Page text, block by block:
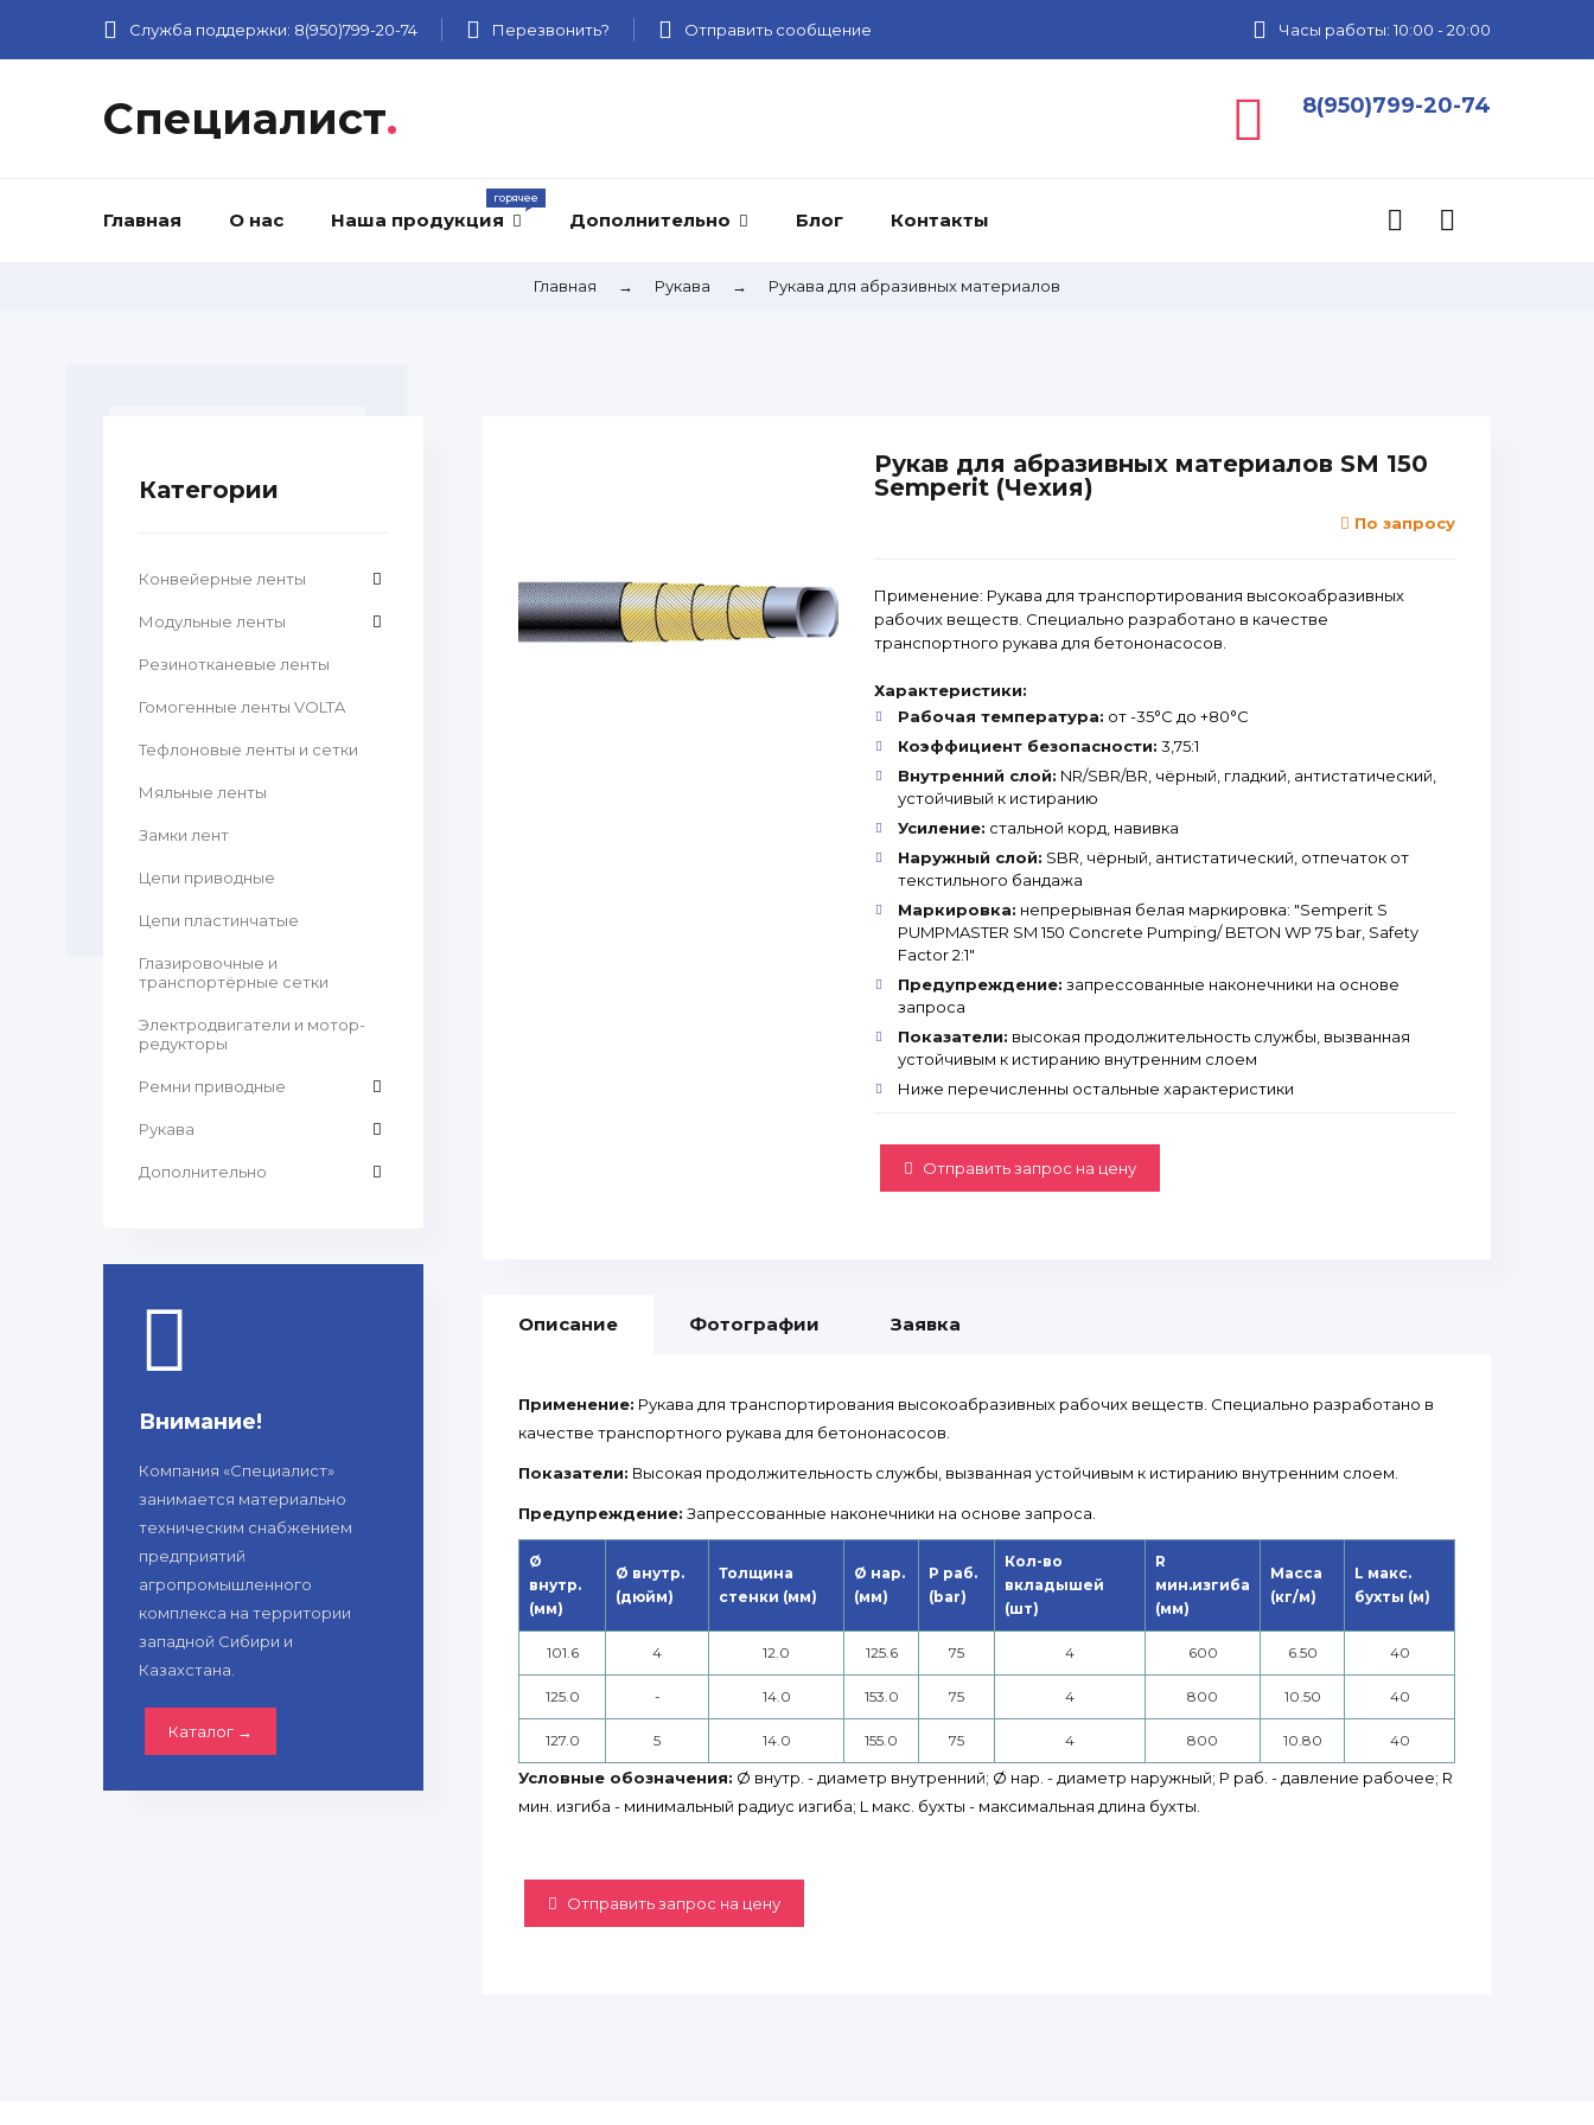
Служба поддержки: 8(950)799-20-74 Перезвонить? Отправить сообщение Часы работы: 10:00 - 20:00
Специалист. 8(950)799-20-74
Главная О нас Наша продукция Дополнительно Блог Контакты
Главная → Рукава → Рукава для абразивных материалов
Рукав для абразивных материалов SM 150
Semperit (Чехия)
По запросу
Применение: Рукава для транспортирования высокоабразивных
рабочих веществ. Cпециально разработано в качестве
транспортного рукава для бетононасосов.
Характеристики:
Рабочая температура: от -35°С до +80°С
Коэффициент безопасности: 3,75:1
Внутренний слой: NR/SBR/BR, чёрный, гладкий, антистатический,
устойчивый к истиранию
Усиление: стальной корд, навивка
Наружный слой: SBR, чёрный, антистатический, отпечаток от
текстильного бандажа
Маркировка: непрерывная белая маркировка: "Semperit S
PUMPMASTER SM 150 Concrete Pumping/ BETON WP 75 bar, Safety
Factor 2:1"
Предупреждение: запрессованные наконечники на основе
запроса
Показатели: высокая продолжительность службы, вызванная
устойчивым к истиранию внутренним слоем
Ниже перечисленны остальные характеристики
Отправить запрос на цену
Описание Фотографии Заявка
Применение: Рукава для транспортирования высокоабразивных рабочих веществ. Cпециально разработано в
качестве транспортного рукава для бетононасосов.
Показатели: Высокая продолжительность службы, вызванная устойчивым к истиранию внутренним слоем.
Предупреждение: Запрессованные наконечники на основе запроса.
Ø
внутр.
(мм)
Ø внутр.
(дюйм)
Толщина
стенки (мм)
Ø нар.
(мм)
P раб.
(bar)
Кол-во
вкладышей
(шт)
R
мин.изгиба
(мм)
Масса
(кг/м)
L макс.
бухты (м)
101.6 4 12.0 125.6 75 4 600 6.50 40
125.0 - 14.0 153.0 75 4 800 10.50 40
127.0 5 14.0 155.0 75 4 800 10.80 40
Условные обозначения: Ø внутр. - диаметр внутренний; Ø нар. - диаметр наружный; P раб. - давление рабочее; R
мин. изгиба - минимальный радиус изгиба; L макс. бухты - максимальная длина бухты.
Отправить запрос на цену
Категории
Конвейерные ленты
Модульные ленты
Резинотканевые ленты
Гомогенные ленты VOLTA
Тефлоновые ленты и сетки
Мяльные ленты
Замки лент
Цепи приводные
Цепи пластинчатые
Глазировочные и
транспортёрные сетки
Электродвигатели и мотор-
редукторы
Ремни приводные
Рукава
Дополнительно
Внимание!
Компания «Специалист»
занимается материально
техническим снабжением
предприятий
агропромышленного
комплекса на территории
западной Сибири и
Казахстана.
Каталог →